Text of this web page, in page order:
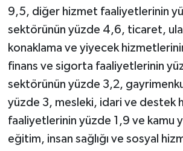
9,5, diğer hizmet faaliyetlerinin
sektörünün yüzde 4,6, ticaret,
konaklama ve yiyecek
finans ve sigorta faaliyetlerinin
sektörünün yüzde 3,2,
yüzde 3, mesleki, idari ve destek
faaliyetlerinin yüzde 1,9 ve kamu
eğitim, insan sağlığı ve sosyal